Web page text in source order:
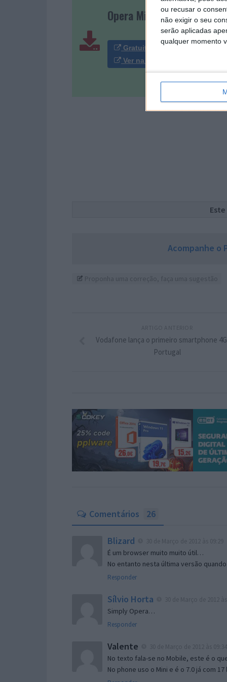
ou recusar o
não exigir o seu
serão aplicadas
qualquer momento
Opera Mini 7.0
Gratuito | Android 1.5+
Ver na Play Store [860 KB]
Acompanhe o
Vodafone lança o primeiro smartphone
Portugal
Comentários 26
Blizard
É um browser muito muito útil…
No entanto nesta última versão
Responder
Sílvio Horta
Simply Opera…
Responder
Valente
No texto fala-se no Mobile, este é o
No phone uso o Mini e é o 7.0 já com